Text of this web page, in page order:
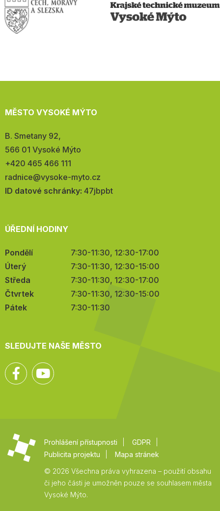
MĚSTO VYSOKÉ MÝTO
Adresa:
B. Smetany 92,
566 01 Vysoké Mýto
Telefon:
+420 465 466 111
E-
mail:
radnice@vysoke-myto.cz
ID datové schránky: 47jbpbt
ÚŘEDNÍ HODINY
Pondělí
7:30-11:30, 12:30-17:00
Úterý
7:30-11:30, 12:30-15:00
Středa
7:30-11:30, 12:30-17:00
Čtvrtek
7:30-11:30, 12:30-15:00
Pátek
7:30-11:30
SLEDUJTE NAŠE MĚSTO
Facebook
Prohlášení přístupnosti
GDPR
Publicita projektu
Mapa stránek
© 2026 Všechna práva vyhrazena – použití obsahu
či jeho části je umožněn pouze se souhlasem města
Vysoké Mýto.